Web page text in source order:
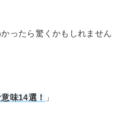
ったら驚くかもしれません
味14選！ 」